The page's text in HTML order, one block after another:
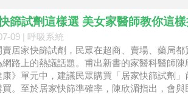
篩試劑這樣選 美女家醫師教你這
09 | 呼吸系統
賣居家快篩試劑，民眾在超商、賣場、藥局
網路上的熱議話題。甫出新書的家醫科醫師
康》單元中，建議民眾購買「居家快篩試劑
買。至於居家快篩準確率，陳欣湄指出，會